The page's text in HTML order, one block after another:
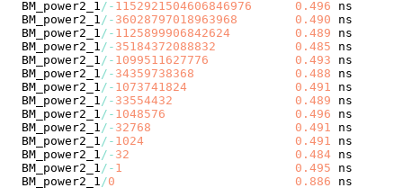
BM_power2_1/ - 1152921504606846976 0.496
BM_power2_1/ - 36028797018963968 0.490
BM_power2_1/ - 1125899906842624 0.489
BM_power2_1/ - 35184372088832 0.485
BM_power2_1/ - 1099511627776 0.493
BM_power2_1/ - 34359738368 0.488
BM_power2_1/ - 1073741824 0.491
BM_power2_1/ - 33554432 0.489
BM_power2_1/ - 1048576 0.496
BM_power2_1/ - 32768 0.491
BM_power2_1/ - 1024 0.491
BM_power2_1/ - 32 0.484
BM_power2_1/ - 1 0.495
BM_power2_1/0 0.886